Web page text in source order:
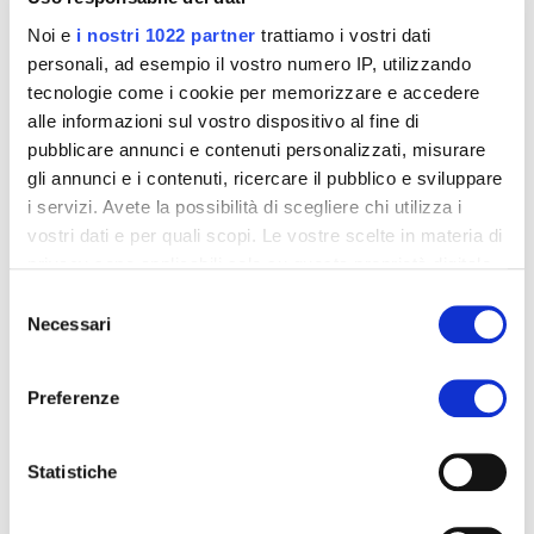
Noi e i nostri 1022 partner trattiamo i vostri dati
personali, ad esempio il vostro numero IP, utilizzando
tecnologie come i cookie per memorizzare e accedere
alle informazioni sul vostro dispositivo al fine di
pubblicare annunci e contenuti personalizzati, misurare
gli annunci e i contenuti, ricercare il pubblico e sviluppare
i servizi. Avete la possibilità di scegliere chi utilizza i
vostri dati e per quali scopi. Le vostre scelte in materia di
modificare o revocare il proprio consenso in qualsiasi
momento dalla Dichiarazione sui cookie o facendo clic
raccogliere informazioni sulla tua posizione
geografica, con un'approssimazione di qualche
delNecessari
Preferenze
Statistiche
Iridea